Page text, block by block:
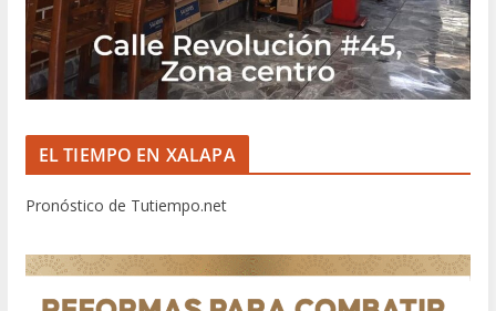
EL TIEMPO EN XALAPA
Pronóstico de Tutiempo.net